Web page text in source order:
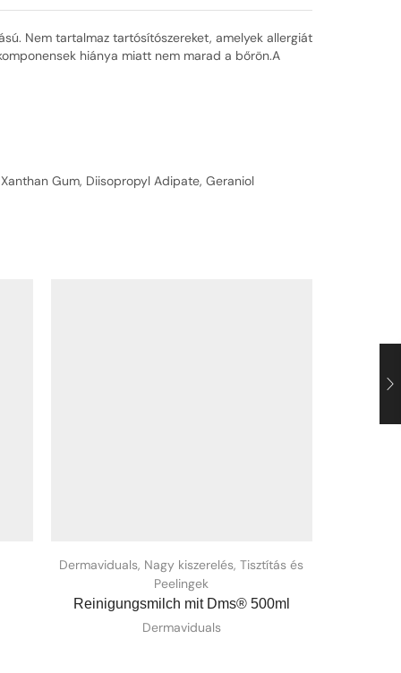
Nem tartalmaz tartósítószereket, amelyek allergiát
hiánya miatt nem marad a bőrön.A
Gum, Diisopropyl Adipate, Geraniol
Dermaviduals, Nagy kiszerelés,Tisztítás és
Peelingek
Reinigungsmilch mit Dms® 500ml
Dermaviduals